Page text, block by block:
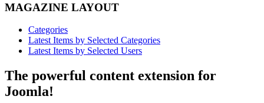
MAGAZINE LAYOUT
Categories
Latest Items by Selected Categories
Latest Items by Selected Users
The powerful content extension for
Joomla!